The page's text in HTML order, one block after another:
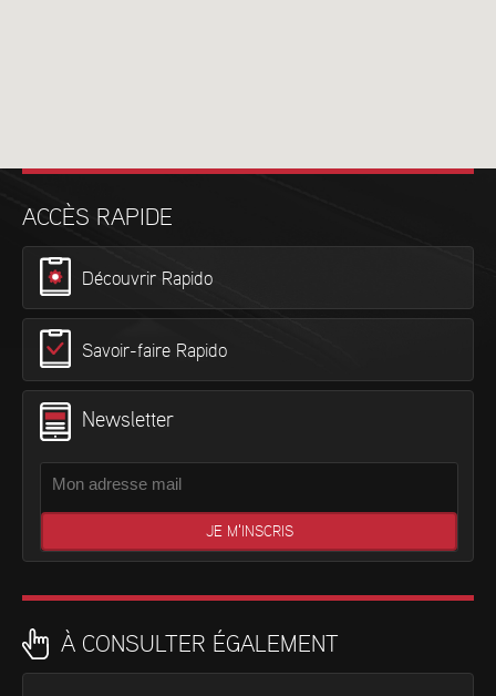
ACCÈS RAPIDE
Découvrir Rapido
Savoir-faire Rapido
Newsletter
À CONSULTER ÉGALEMENT